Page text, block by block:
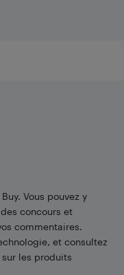
Vous pouvez y
concours et
commentaires.
et consultez
les produits